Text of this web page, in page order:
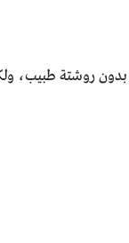
بدون روشتة